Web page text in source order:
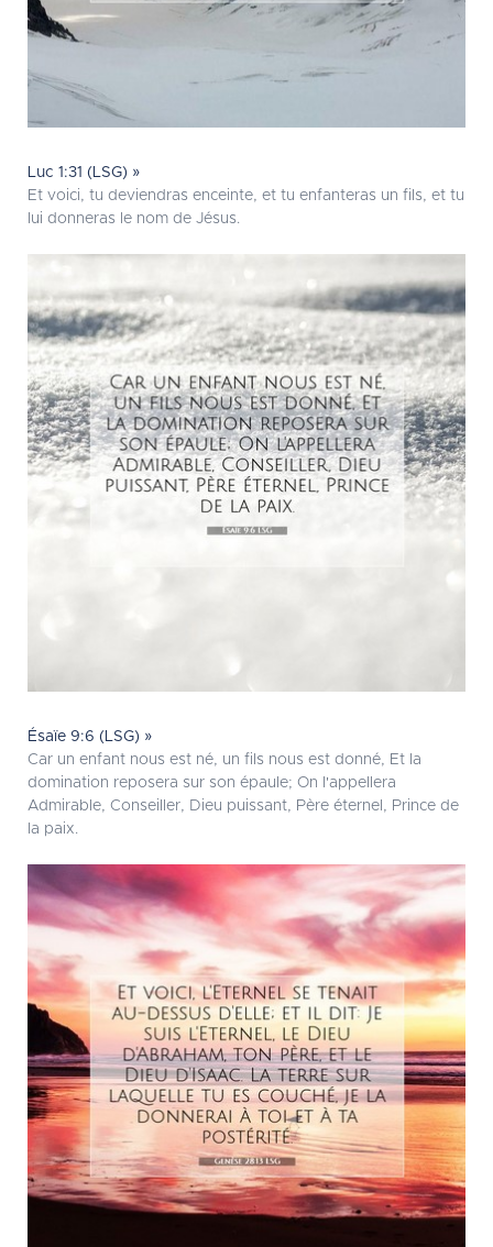
Luc 1:31 (LSG) »
Et voici, tu deviendras enceinte, et tu enfanteras un fils, et tu
lui donneras le nom de Jésus.
Ésaïe 9:6 (LSG) »
Car un enfant nous est né, un fils nous est donné, Et la
domination reposera sur son épaule; On l'appellera
Admirable, Conseiller, Dieu puissant, Père éternel, Prince de
la paix.